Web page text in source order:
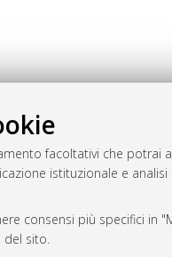
facoltativi che potrai
istituzionale e
consensi più specifici in
del sito.